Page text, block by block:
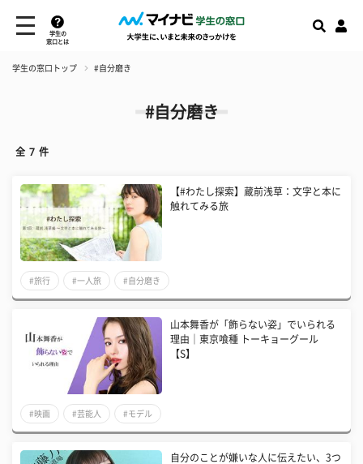
学生の
窓口とは
学生の窓口トップ #自分磨き
#自分磨き
全 7 件
【#わたし探索】蔵前浅草：文字と本に
触れてみる旅
#旅行 #一人旅 #自分磨き
山本舞香が「飾らない姿」でいられる
理由｜東京喰種 トーキョーグール
【S】
#映画 #芸能人 #モデル
自分のことが嫌いな人に伝えたい、3つ